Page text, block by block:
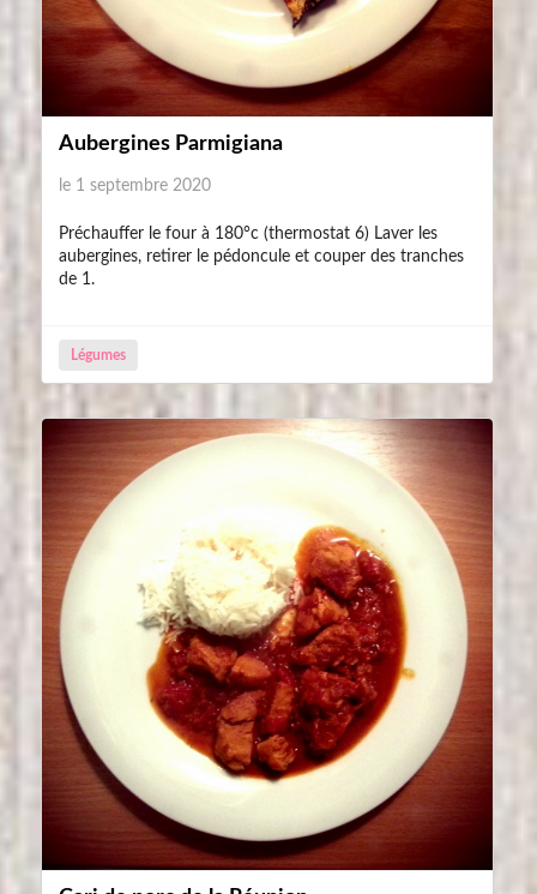
Aubergines Parmigiana
le 1 septembre 2020
Préchauffer le four à 180°c (thermostat 6) Laver les
aubergines, retirer le pédoncule et couper des tranches
de 1.
Légumes